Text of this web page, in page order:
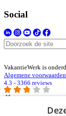
Social
VakantieWerk is
Algemene voorwaarden
4.3 - 3366 reviews